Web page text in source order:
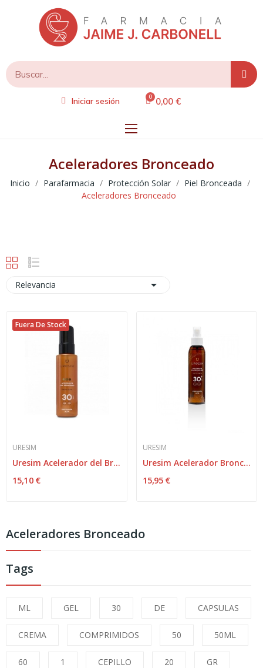
Iniciar sesión 0,00 €
Aceleradores Bronceado
Inicio Parafarmacia Protección Solar
Piel Bronceada
Aceleradores Bronceado
Aceleradores Bronceado
Tags
ML GEL 30 DE CAPSULAS
CREMA COMPRIMIDOS 50 50ML
60 1 CEPILLO 20 GR
Relevancia 
Fuera De Stock
URESIM
Uresim Acelerador del Bronceado Tacto Seco...
15,10 €
URESIM
Uresim Acelerador Bronceado SPF30 125ml
15,95 €